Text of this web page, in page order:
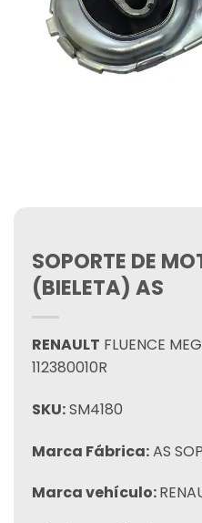
SOPORTE DE
(BIELETA) AS
RENAULT FLUENCE
112380010R
SKU:SM4180
Marca Fábrica:AS
Marca vehículo: